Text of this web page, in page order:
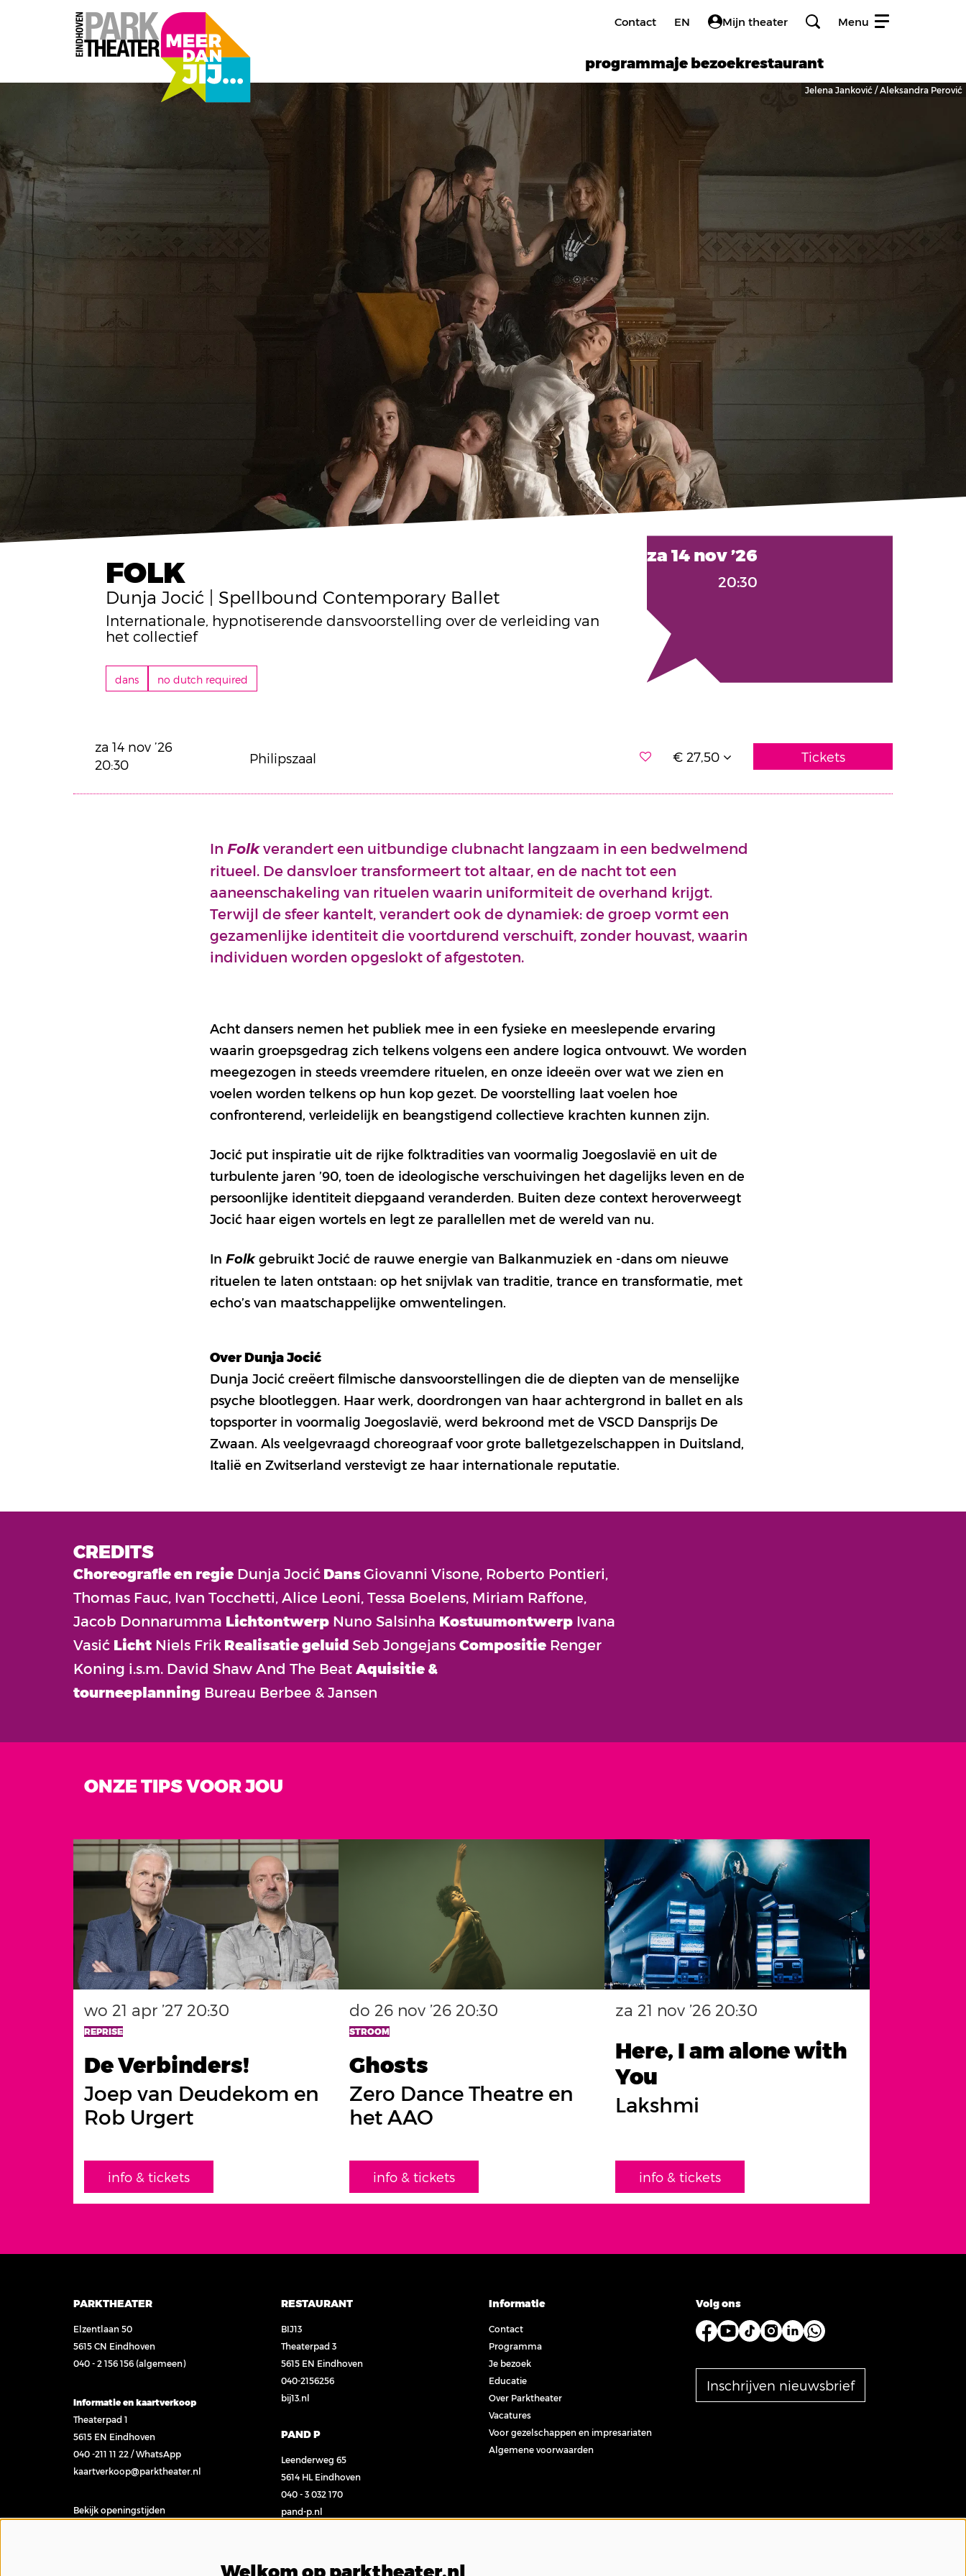
Contact EN Mijn theater
programmaje bezoekrestaurant
Menu
Jelena Janković / Aleksandra Perović
FOLK
Dunja Jocić | Spellbound Contemporary Ballet
Internationale, hypnotiserende dansvoorstelling over de verleiding van
het collectief
dans no dutch required
za 14 nov ’26
20:30
za 14 nov ’26
20:30
Philipszaal € 27,50 Tickets
In Folkverandert een uitbundige clubnacht langzaam in een bedwelmend
ritueel. De dansvloer transformeert tot altaar, en de nacht tot een
aaneenschakeling van rituelen waarin uniformiteit de overhand krijgt.
Terwijl de sfeer kantelt, verandert ook de dynamiek: de groep vormt een
gezamenlijke identiteit die voortdurend verschuift, zonder houvast, waarin
individuen worden opgeslokt of afgestoten.
Acht dansers nemen het publiek mee in een fysieke en meeslepende ervaring
waarin groepsgedrag zich telkens volgens een andere logica ontvouwt. We worden
meegezogen in steeds vreemdere rituelen, en onze ideeën over wat we zien en
voelen worden telkens op hun kop gezet. De voorstelling laat voelen hoe
confronterend, verleidelijk en beangstigend collectieve krachten kunnen zijn.
Jocić put inspiratie uit de rijke folktradities van voormalig Joegoslavië en uit de
turbulente jaren ’90, toen de ideologische verschuivingen het dagelijks leven en de
persoonlijke identiteit diepgaand veranderden. Buiten deze context heroverweegt
Jocić haar eigen wortels en legt ze parallellen met de wereld van nu.
In Folkgebruikt Jocić de rauwe energie van Balkanmuziek en -dans om nieuwe
rituelen te laten ontstaan: op het snijvlak van traditie, trance en transformatie, met
echo’s van maatschappelijke omwentelingen.
Over Dunja Jocić
Dunja Jocić creëert filmische dansvoorstellingen die de diepten van de menselijke
psyche blootleggen. Haar werk, doordrongen van haar achtergrond in ballet en als
topsporter in voormalig Joegoslavië, werd bekroond met de VSCD Dansprijs De
Zwaan. Als veelgevraagd choreograaf voor grote balletgezelschappen in Duitsland,
Italië en Zwitserland verstevigt ze haar internationale reputatie.
CREDITS
Choreografie en regie Dunja Jocić DansGiovanni Visone, Roberto Pontieri,
Thomas Fauc, Ivan Tocchetti, Alice Leoni, Tessa Boelens, Miriam Raffone,
Jacob Donnarumma Lichtontwerp Nuno Salsinha Kostuumontwerp Ivana
Vasić Licht Niels Frik Realisatie geluid Seb Jongejans Compositie Renger
Koning i.s.m. David Shaw And The Beat Aquisitie &
tourneeplanning Bureau Berbee & Jansen
ONZE TIPS VOOR JOU
De Verbinders!
Joep van Deudekom en
Rob Urgert
REPRISE
wo 21 apr ’27 20:30
info & tickets
Ghosts
Zero Dance Theatre en
het AAO
STROOM
do 26 nov ’26 20:30
info & tickets
Here, I am alone with
You
Lakshmi
za 21 nov ’26 20:30
info & tickets
PARKTHEATER
Elzentlaan 50
5615 CN Eindhoven
040 - 2 156 156 (algemeen)
Informatie en kaartverkoop
Theaterpad 1
5615 EN Eindhoven
040 -211 11 22 /WhatsApp
kaartverkoop@parktheater.nl
Bekijk openingstijden
RESTAURANT
BIJ13
Theaterpad 3
5615 EN Eindhoven
040-2156256
bij13.nl
PAND P
Leenderweg 65
5614 HL Eindhoven
040 - 3 032 170
pand-p.nl
Informatie
Contact
Programma
Je bezoek
Educatie
Over Parktheater
Vacatures
Voor gezelschappen en impresariaten
Algemene voorwaarden
Volg ons
Inschrijven nieuwsbrief
Welkom op parktheater.nl